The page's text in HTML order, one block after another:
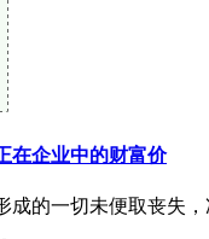
在企业中的财富价
成的一切未便取丧失